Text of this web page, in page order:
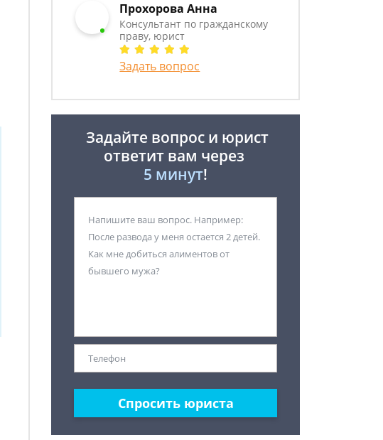
Прохорова Анна
Консультант по гражданскому
праву, юрист
Задать вопрос
Задайте вопрос и юрист
ответит вам через
5 минут!
Спросить юриста